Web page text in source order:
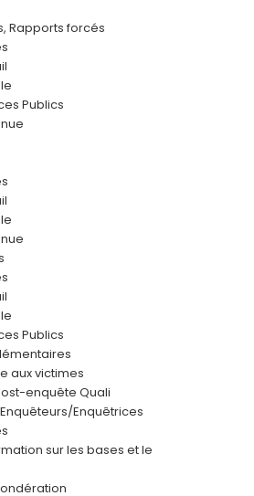
Rapports forcés
Publics
Publics
aux victimes
enquête Quali
Enquêtrices
sur les bases et le